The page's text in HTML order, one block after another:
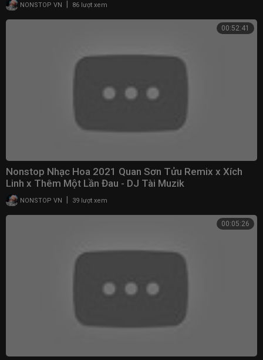
NONSTOP VN 86 lượt xem
00:52:41
Nonstop Nhạc Hoa 2021 Quan Sơn Tửu Remix x Xích
Linh x Thêm Một Lần Đau - DJ Tài Muzik
NONSTOP VN 39 lượt xem
00:05:26